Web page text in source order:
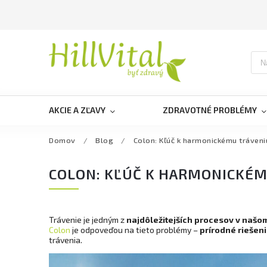
AKCIE A ZĽAVY ZDRAVOTNÉ PROBLÉMY
Domov / Blog / Colon: Kľúč k harmonickému
COLON: KĽÚČ K
Trávenie je jedným z najdôležitejších procesov v
Colon je odpoveďou na tieto problémy – prírodné
trávenia.